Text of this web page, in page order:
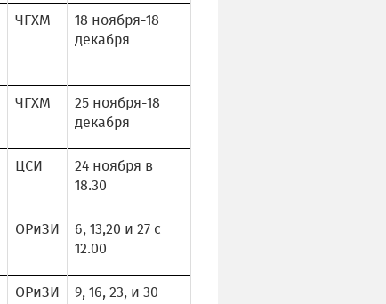
ЧГХМ
18 ноября-18
декабря
ЧГХМ
25 ноября-18
декабря
ЦСИ
24 ноября в
18.30
ОРиЗИ
6, 13,20 и 27 с
12.00
ОРиЗИ
9, 16, 23, и 30